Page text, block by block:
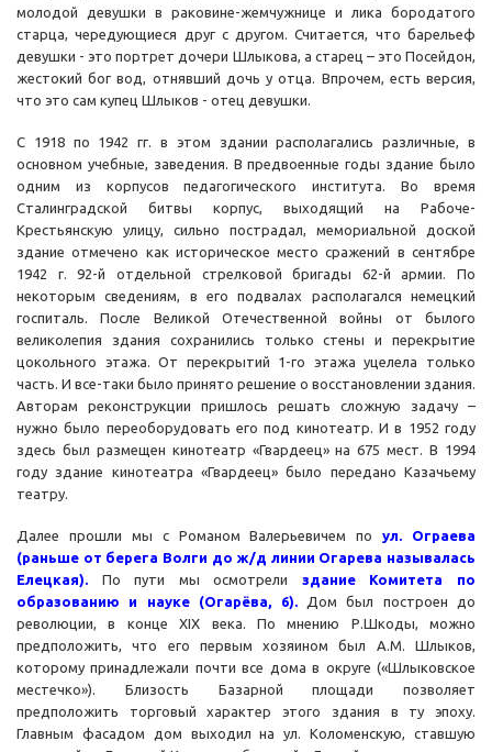
молодой девушки в раковине-жемчужнице и лика бородатого
старца, чередующиеся друг с другом. Считается, что барельеф
девушки - это портрет дочери Шлыкова, а старец – это Посейдон,
жестокий бог вод, отнявший дочь у отца. Впрочем, есть версия,
что это сам купец Шлыков - отец девушки.
С 1918 по 1942 гг. в этом здании располагались различные, в
основном учебные, заведения. В предвоенные годы здание было
одним из корпусов педагогического института. Во время
Сталинградской битвы корпус, выходящий на Рабоче-
Крестьянскую улицу, сильно пострадал, мемориальной доской
здание отмечено как историческое место сражений в сентябре
1942 г. 92-й отдельной стрелковой бригады 62-й армии. По
некоторым сведениям, в его подвалах располагался немецкий
госпиталь. После Великой Отечественной войны от былого
великолепия здания сохранились только стены и перекрытие
цокольного этажа. От перекрытий 1-го этажа уцелела только
часть. И все-таки было принято решение о восстановлении здания.
Авторам реконструкции пришлось решать сложную задачу –
нужно было переоборудовать его под кинотеатр. И в 1952 году
здесь был размещен кинотеатр «Гвардеец» на 675 мест. В 1994
году здание кинотеатра «Гвардеец» было передано Казачьему
театру.
Далее прошли мы с Романом Валерьевичем поул. Ограева
(раньше от берега Волги до ж/д линии Огарева называлась
Елецкая). По пути мы осмотрели здание Комитета по
образованию и науке (Огарёва, 6).
Дом был построен до
революции, в конце XIX века. По мнению Р.Шкоды, можно
предположить, что его первым хозяином был А.М. Шлыков,
которому принадлежали почти все дома в округе («Шлыковское
местечко»). Близость Базарной площади позволяет
предположить торговый характер этого здания в ту эпоху.
Главным фасадом дом выходил на ул. Коломенскую, ставшую